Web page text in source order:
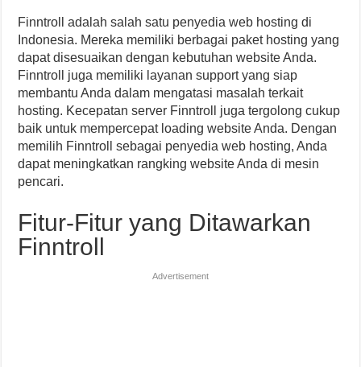
Finntroll adalah salah satu penyedia web hosting di
Indonesia. Mereka memiliki berbagai paket hosting yang
dapat disesuaikan dengan kebutuhan website Anda.
Finntroll juga memiliki layanan support yang siap
membantu Anda dalam mengatasi masalah terkait
hosting. Kecepatan server Finntroll juga tergolong cukup
baik untuk mempercepat loading website Anda. Dengan
memilih Finntroll sebagai penyedia web hosting, Anda
dapat meningkatkan rangking website Anda di mesin
pencari.
Fitur-Fitur yang Ditawarkan
Finntroll
Advertisement